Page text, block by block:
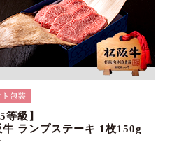
等級】
牛 ランプステーキ 1枚150g